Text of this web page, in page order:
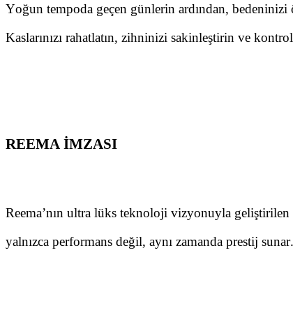
Yoğun tempoda geçen günlerin ardından,
Kaslarınızı rahatlatın, zihninizi sakinleştirin ve
REEMA İMZASI
Reema’nın ultra lüks teknoloji vizyonuyla geliştirilen
yalnızca performans değil, aynı zamanda prestij sunar.